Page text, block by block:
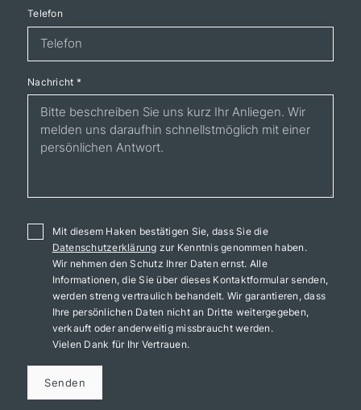
Telefon
Nachricht *
Mit diesem Haken bestätigen Sie, dass Sie die
Datenschutzerklärung zur Kenntnis genommen haben.
Wir nehmen den Schutz Ihrer Daten ernst. Alle
Informationen, die Sie über dieses Kontaktformular senden,
werden streng vertraulich behandelt. Wir garantieren, dass
Ihre persönlichen Daten nicht an Dritte weitergegeben,
verkauft oder anderweitig missbraucht werden.
Vielen Dank für Ihr Vertrauen.
Senden